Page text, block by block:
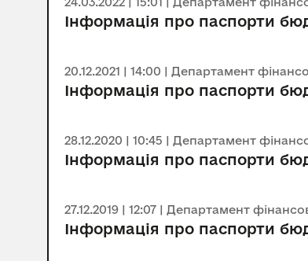
Інформація про паспорти
20.12.2021 | 14:00 | Департамент
Інформація про паспорти
28.12.2020 | 10:45 | Департамент
Інформація про паспорти
27.12.2019 | 12:07 | Департамент
Інформація про паспорти